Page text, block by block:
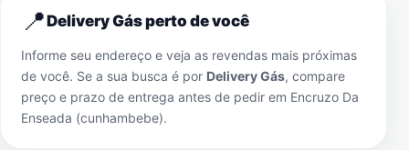
📍Delivery Gás perto de você
Informe seu endereço e veja as revendas mais próximas
de você. Se a sua busca é por Delivery Gás, compare
preço e prazo de entrega antes de pedir em Encruzo Da
Enseada (cunhambebe).